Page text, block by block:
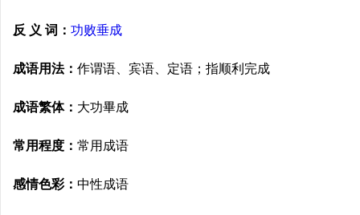
反 义 词： 功败垂成
成语用法： 作谓语、宾语、定语；指顺利完成
成语繁体： 大功畢成
常用程度： 常用成语
感情色彩： 中性成语